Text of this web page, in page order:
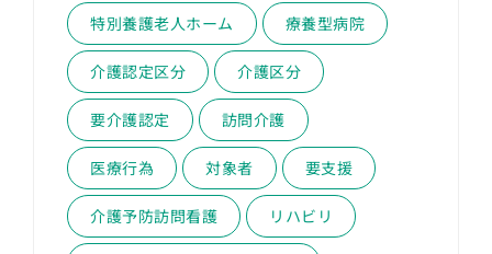
特別養護老人ホーム 療養型病院
介護認定区分 介護区分
要介護認定 訪問介護
医療行為 対象者 要支援
介護予防訪問看護 リハビリ